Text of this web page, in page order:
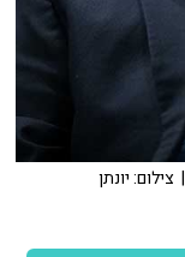
| צילום: יונתן